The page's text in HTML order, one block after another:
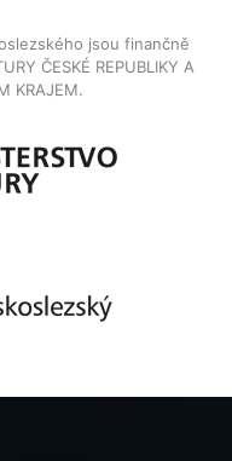
jsou finančně
ČESKÉ REPUBLIKY A
KRAJEM.